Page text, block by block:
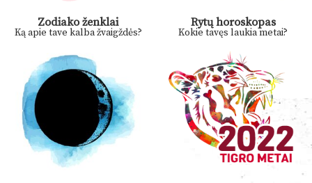
Zodiako ženklai
Ką apie tave kalba žvaigždės?
Rytų horoskopas
Kokie tavęs laukia metai?